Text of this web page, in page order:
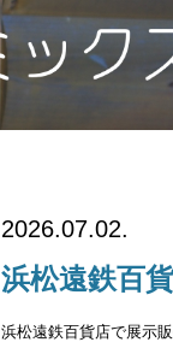
2026.07.02.
浜松遠鉄百
浜松遠鉄百貨店で展示